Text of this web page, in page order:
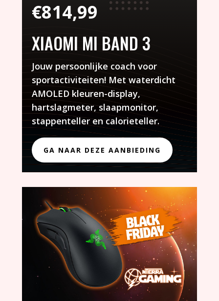
€814,99
XIAOMI MI BAND 3
Jouw persoonlijke coach voor
sportactiviteiten! Met waterdicht
AMOLED kleuren-display,
hartslagmeter, slaapmonitor,
stappenteller en calorieteller.
GA NAAR DEZE AANBIEDING